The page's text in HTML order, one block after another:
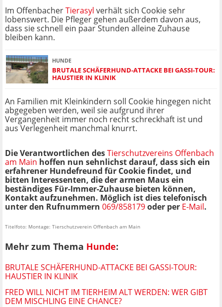
Im OffenbacherTierasyl verhält sich Cookie sehr
lobenswert. Die Pfleger gehen außerdem davon aus,
dass sie schnell ein paar Stunden alleine Zuhause
bleiben kann.
HUNDE
BRUTALE SCHÄFERHUND-ATTACKE BEI GASSI-TOUR:
HAUSTIER IN KLINIK
An Familien mit Kleinkindern soll Cookie hingegen nicht
abgegeben werden, weil sie aufgrund ihrer
Vergangenheit immer noch recht schreckhaft ist und
aus Verlegenheit manchmal knurrt.
Die Verantwortlichen desTierschutzvereins Offenbach
am Main hoffen nun sehnlichst darauf, dass sich ein
erfahrener Hundefreund für Cookie findet, und
bitten Interessenten, die der armen Maus ein
beständiges Für-Immer-Zuhause bieten können,
Kontakt aufzunehmen. Möglich ist dies telefonisch
unter den Rufnummern 069/858179oder per E-Mail.
Titelfoto: Montage: Tierschutzverein Offenbach am Main
Mehr zum Thema Hunde:
BRUTALE SCHÄFERHUND-ATTACKE BEI GASSI-TOUR:
HAUSTIER IN KLINIK
FRED WILL NICHT IM TIERHEIM ALT WERDEN: WER GIBT
DEM MISCHLING EINE CHANCE?